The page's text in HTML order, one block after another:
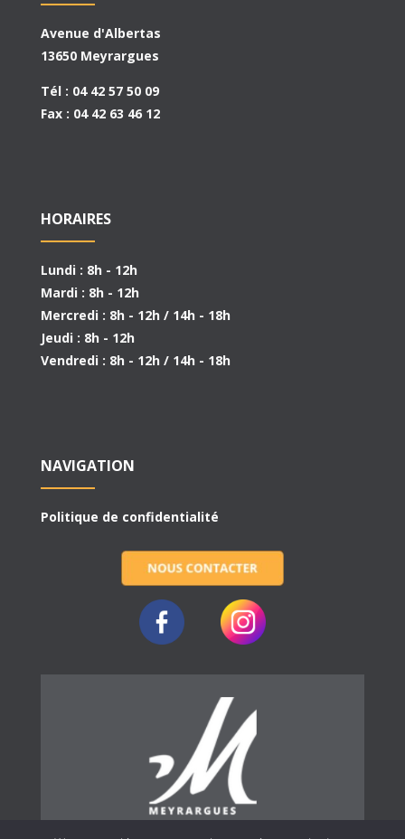
Avenue d'Albertas
13650 Meyrargues
Tél : 04 42 57 50 09
Fax : 04 42 63 46 12
HORAIRES
Lundi : 8h - 12h
Mardi : 8h - 12h
Mercredi : 8h - 12h / 14h - 18h
Jeudi : 8h - 12h
Vendredi : 8h - 12h / 14h - 18h
NAVIGATION
Politique de confidentialité